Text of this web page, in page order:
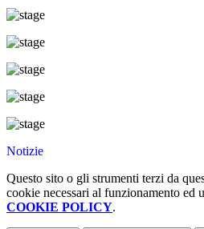
Notizie
Questo sito o gli strumenti terzi da
cookie necessari al funzionamento ed
COOKIE POLICY.